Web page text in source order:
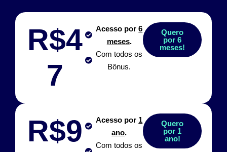
R$4
7
Acesso por6
meses.
Com todos os
Bônus.
Quero
por 6
meses!
R$9
Acesso por 1
ano.
Com todos os
Quero
por 1
ano!